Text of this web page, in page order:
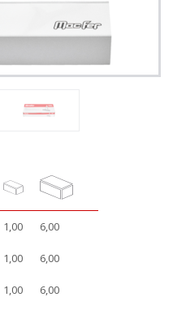
1,00 6,00
1,00 6,00
1,00 6,00